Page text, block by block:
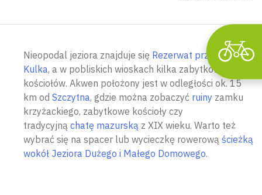
Nieopodal jeziora znajduje się Rezerwat przyrody
Kulka, a w pobliskich wioskach kilka zabytkowych
kościołów. Akwen położony jest w odległości ok. 15
km od Szczytna, gdzie można zobaczyć ruiny zamku
krzyżackiego, zabytkowe kościoły czy
tradycyjną chatę mazurską z XIX wieku. Warto też
wybrać się na spacer lub wycieczkę rowerową ścieżką
wokół Jeziora Dużego i Małego Domowego.